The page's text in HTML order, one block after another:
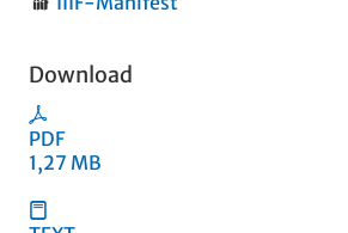
Download
PDF
1,27 MB